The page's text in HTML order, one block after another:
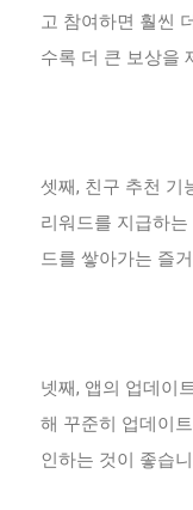
고 참여하면 훨씬
수록 더 큰 보상을
셋째, 친구 추천 기
리워드를 지급하
드를 쌓아가는 즐
넷째, 앱의 업데이
해 꾸준히 업데이
인하는 것이 좋습니